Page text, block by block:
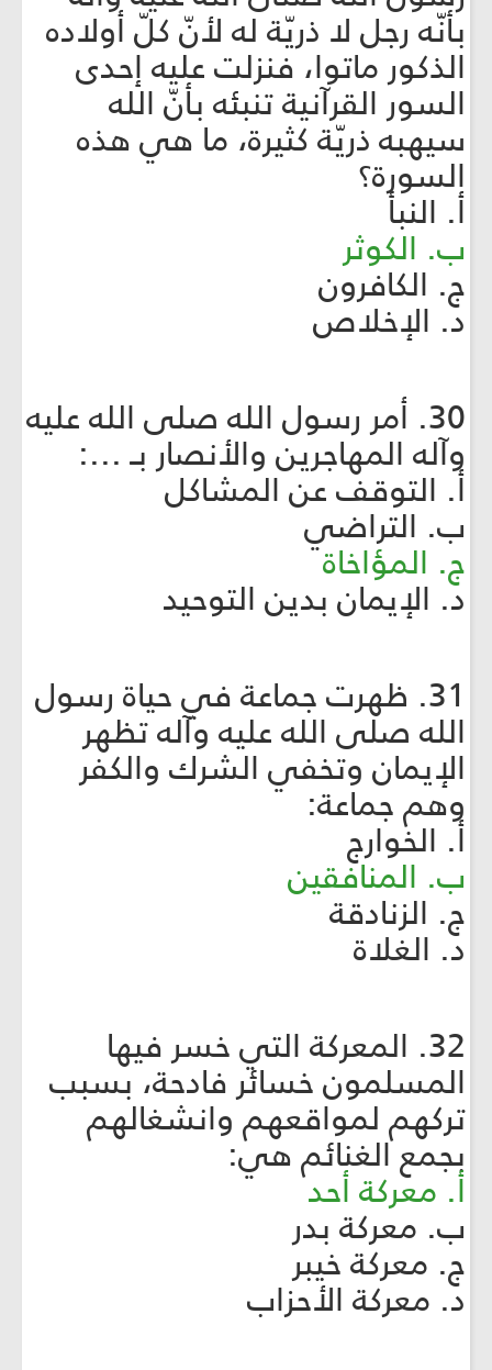
بأنّه رجل لا ذريّة له لأنّ كلّ أولاده
الذكور ماتوا، فنزلت عليه إحدى
السور القرآنية تنبئه بأنّ الله
سيهبه ذريّة كثيرة، ما هي هذه
السورة؟
أ. النبأ
ب. الكوثر
ج. الكافرون
د. الإخلاص
30. أمر رسول الله صلى الله عليه
وآله المهاجرين والأنصار بـ ...:
أ. التوقف عن المشاكل
ب. التراضي
ج. المؤاخاة
د. الإيمان بدين التوحيد
31. ظهرت جماعة في حياة رسول
الله صلى الله عليه وآله تظهر
الإيمان وتخفي الشرك والكفر
وهم جماعة:
أ. الخوارج
ب. المنافقين
ج. الزنادقة
د. الغلاة
32. المعركة التي خسر فيها
المسلمون خسائر فادحة، بسبب
تركهم لمواقعهم وانشغالهم
بجمع الغنائم هي:
أ. معركة أحد
ب. معركة بدر
ج. معركة خيبر
د. معركة الأحزاب